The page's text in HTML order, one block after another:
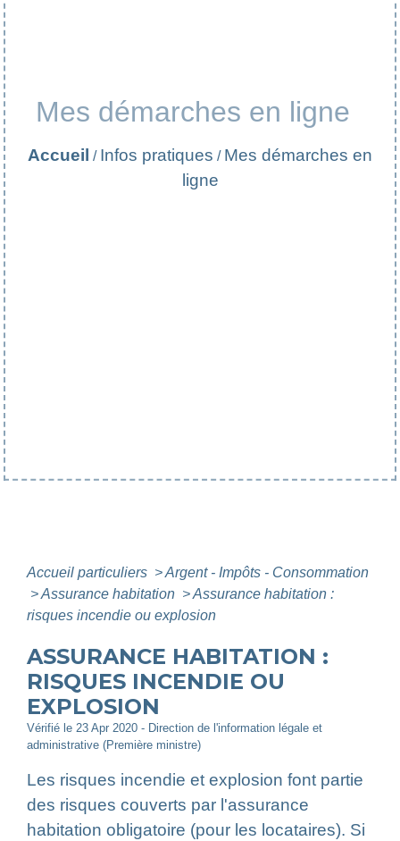
Mes démarches en ligne
Accueil / Infos pratiques / Mes démarches en
ligne
Accueil particuliers >Argent - Impôts - Consommation
>Assurance habitation >Assurance habitation :
risques incendie ou explosion
ASSURANCE HABITATION :
RISQUES INCENDIE OU
EXPLOSION
Vérifié le 23 Apr 2020 - Direction de l'information légale et
administrative (Première ministre)
Les risques incendie et explosion font partie
des risques couverts par l'assurance
habitation obligatoire (pour les locataires). Si